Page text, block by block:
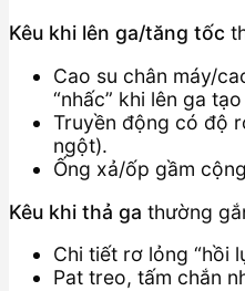
Kêu khi lên ga/tăng tốc
Cao su chân máy/
“nhấc” khi lên ga
Truyền động có độ
ngột).
Ống xả/ốp gầm
Kêu khi thả ga thường
Chi tiết rơ lỏng “hồi
Pat treo, tấm chắn